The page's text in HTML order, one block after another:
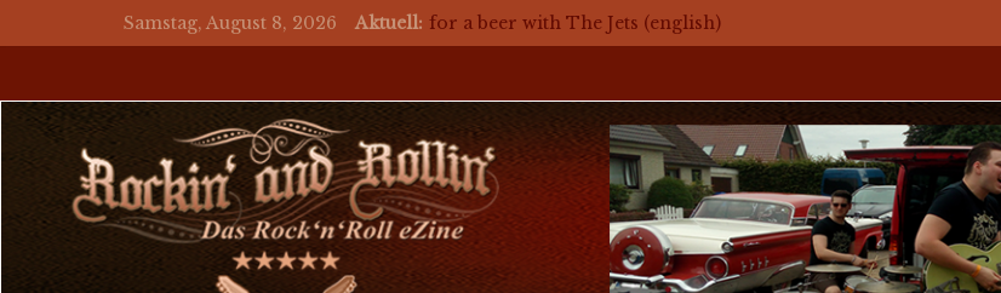
Samstag, August 8, 2026 Aktuell: for a beer with The Jets (english)
auf ein Bier mit Mason Dixon Hobos